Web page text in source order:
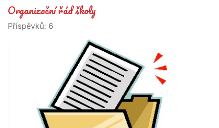
Organizační řád školy
Příspěvků: 6